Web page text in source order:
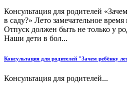
Консультация для родителей
в саду?» Лето замечательное
Отпуск должен быть не только у
Наши дети в бол...
Консультация для родителей "Зачем ребёнку
Консультация для родителей...